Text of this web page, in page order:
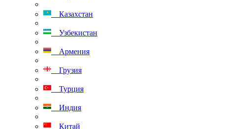
Казахстан
Узбекистан
Армения
Грузия
Турция
Индия
Китай